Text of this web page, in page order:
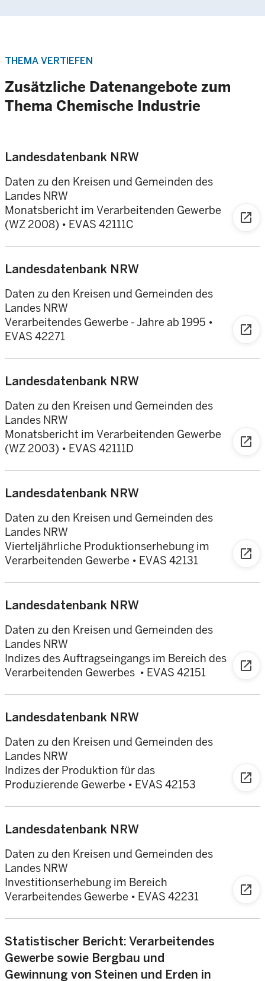
THEMA VERTIEFEN
Zusätzliche Datenangebote zum
Thema Chemische Industrie
Landesdatenbank NRW
Daten zu den Kreisen und Gemeinden des
Landes NRW
Monatsbericht im Verarbeitenden Gewerbe
(WZ 2008) • EVAS 42111C
open_in_new
Landesdatenbank NRW
Daten zu den Kreisen und Gemeinden des
Landes NRW
Verarbeitendes Gewerbe - Jahre ab 1995 •
EVAS 42271
open_in_new
Landesdatenbank NRW
Daten zu den Kreisen und Gemeinden des
Landes NRW
Monatsbericht im Verarbeitenden Gewerbe
(WZ 2003) • EVAS 42111D
open_in_new
Landesdatenbank NRW
Daten zu den Kreisen und Gemeinden des
Landes NRW
Vierteljährliche Produktionserhebung im
Verarbeitenden Gewerbe • EVAS 42131
open_in_new
Landesdatenbank NRW
Daten zu den Kreisen und Gemeinden des
Landes NRW
Indizes des Auftragseingangs im Bereich des
Verarbeitenden Gewerbes • EVAS 42151
open_in_new
Landesdatenbank NRW
Daten zu den Kreisen und Gemeinden des
Landes NRW
Indizes der Produktion für das
Produzierende Gewerbe • EVAS 42153
open_in_new
Landesdatenbank NRW
Daten zu den Kreisen und Gemeinden des
Landes NRW
Investitionserhebung im Bereich
Verarbeitendes Gewerbe • EVAS 42231
open_in_new
Statistischer Bericht: Verarbeitendes
Gewerbe sowie Bergbau und
Gewinnung von Steinen und Erden in